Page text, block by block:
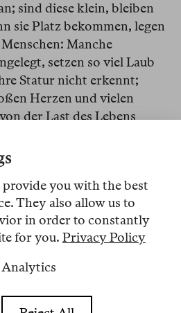
sind diese klein, bleiben
sie Platz bekommen, legen
Manche
setzen so viel Laub
Statur nicht erkennt;
Herzen und vielen
der Last des Lebens
Und an die
der Pflanzen: Ich habe
hart, wüstenhaft,
nötige Grün für sich
Efeu, groß und
keinerlei Anspruch
Efeu, gleicht er doch mit
jedem beliebigen Efeu, den
provide you with the best
They also allow us to
in order to constantly
for you. Privacy Policy
Analytics